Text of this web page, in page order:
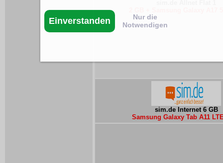
sim.de Internet 6 GB
Samsung Galaxy Tab A11
Einverstanden
Nur die
Notwendigen